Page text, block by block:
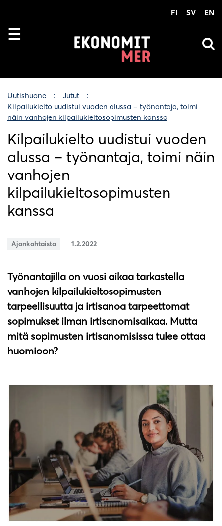
FI SV EN
Uutishuone
Jutut
Kilpailukielto uudistui vuoden alussa – työnantaja, toimi
näin vanhojen kilpailukieltosopimusten kanssa
Kilpailukielto uudistui vuoden
alussa – työnantaja, toimi näin
vanhojen
kilpailukieltosopimusten
kanssa
Ajankohtaista 1.2.2022
Työnantajilla on vuosi aikaa tarkastella
vanhojen kilpailukieltosopimusten
tarpeellisuutta ja irtisanoa tarpeettomat
sopimukset ilman irtisanomisaikaa. Mutta
mitä sopimusten irtisanomisissa tulee ottaa
huomioon?